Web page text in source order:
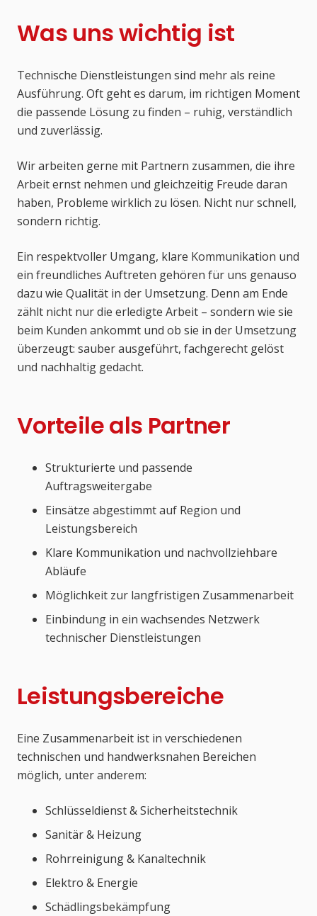
Was uns wichtig ist
Technische Dienstleistungen sind mehr als reine
Ausführung. Oft geht es darum, im richtigen Moment
die passende Lösung zu finden – ruhig, verständlich
und zuverlässig.
Wir arbeiten gerne mit Partnern zusammen, die ihre
Arbeit ernst nehmen und gleichzeitig Freude daran
haben, Probleme wirklich zu lösen. Nicht nur schnell,
sondern richtig.
Ein respektvoller Umgang, klare Kommunikation und
ein freundliches Auftreten gehören für uns genauso
dazu wie Qualität in der Umsetzung. Denn am Ende
zählt nicht nur die erledigte Arbeit – sondern wie sie
beim Kunden ankommt und ob sie in der Umsetzung
überzeugt: sauber ausgeführt, fachgerecht gelöst
und nachhaltig gedacht.
Vorteile als Partner
Strukturierte und passende
Auftragsweitergabe
Einsätze abgestimmt auf Region und
Leistungsbereich
Klare Kommunikation und nachvollziehbare
Abläufe
Möglichkeit zur langfristigen Zusammenarbeit
Einbindung in ein wachsendes Netzwerk
technischer Dienstleistungen
Leistungsbereiche
Eine Zusammenarbeit ist in verschiedenen
technischen und handwerksnahen Bereichen
möglich, unter anderem:
Schlüsseldienst & Sicherheitstechnik
Sanitär & Heizung
Rohrreinigung & Kanaltechnik
Elektro & Energie
Schädlingsbekämpfung